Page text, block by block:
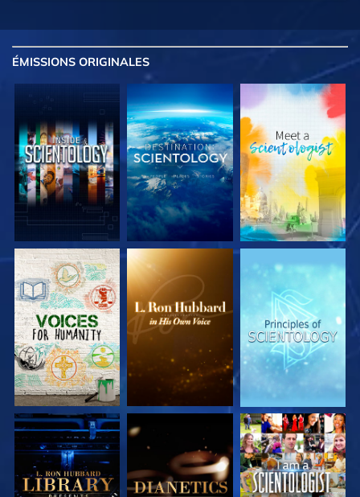
ÉMISSIONS ORIGINALES
DÉCOUVRIR LES
SÉRIES
DÉCOUVRIR LES
SÉRIES
DÉCOUVRIR LES
SÉRIES
DÉCOUVRIR LES
SÉRIES
DÉCOUVRIR LES
SÉRIES
REGARDER